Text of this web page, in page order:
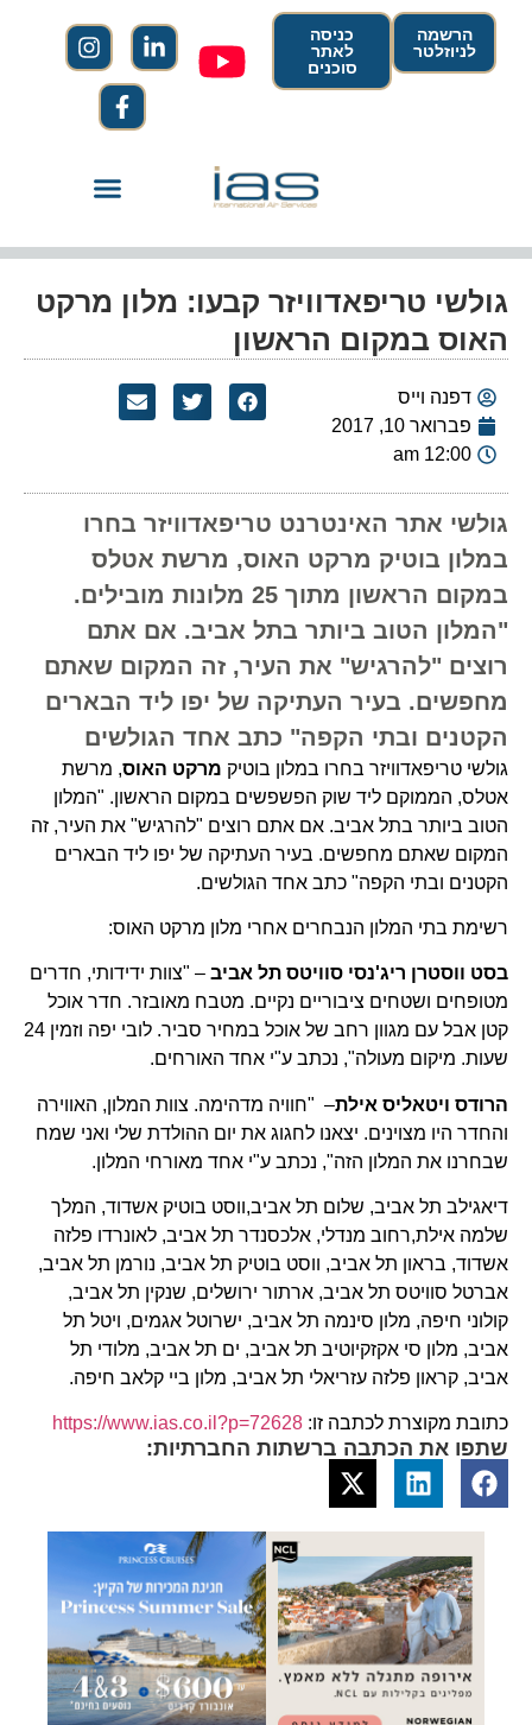
הרשמה
לניוזלטר
כניסה
לאתר
סוכנים
גולשי טריפאדוויזר קבעו: מלון מרקט
האוס במקום הראשון
דפנה וייס
פברואר 10, 2017
12:00 am
גולשי אתר האינטרנט טריפאדוויזר בחרו
במלון בוטיק מרקט האוס, מרשת אטלס
במקום הראשון מתוך 25 מלונות מובילים.
"המלון הטוב ביותר בתל אביב. אם אתם
רוצים "להרגיש" את העיר, זה המקום שאתם
מחפשים. בעיר העתיקה של יפו ליד הבארים
הקטנים ובתי הקפה" כתב אחד הגולשים
גולשי טריפאדוויזר בחרו במלון בוטיק מרקט האוס, מרשת
אטלס, הממוקם ליד שוק הפשפשים במקום הראשון. "המלון
הטוב ביותר בתל אביב. אם אתם רוצים "להרגיש" את העיר, זה
המקום שאתם מחפשים. בעיר העתיקה של יפו ליד הבארים
הקטנים ובתי הקפה" כתב אחד הגולשים.
רשימת בתי המלון הנבחרים אחרי מלון מרקט האוס:
בסט ווסטרן ריג'נסי סוויטס תל אביב – "צוות ידידותי, חדרים
מטופחים ושטחים ציבוריים נקיים. מטבח מאובזר. חדר אוכל
קטן אבל עם מגוון רחב של אוכל במחיר סביר. לובי יפה וזמין 24
שעות. מיקום מעולה", נכתב ע"י אחד האורחים.
הרודס ויטאליס אילת– "חוויה מדהימה. צוות המלון, האווירה
והחדר היו מצוינים. יצאנו לחגוג את יום ההולדת שלי ואני שמח
שבחרנו את המלון הזה", נכתב ע"י אחד מאורחי המלון.
דיאגילב תל אביב, שלום תל אביב,ווסט בוטיק אשדוד, המלך
שלמה אילת,רחוב מנדלי, אלכסנדר תל אביב, לאונרדו פלזה
אשדוד, בראון תל אביב, ווסט בוטיק תל אביב, נורמן תל אביב,
אברטל סוויטס תל אביב, ארתור ירושלים, שנקין תל אביב,
קולוני חיפה, מלון סינמה תל אביב, ישרוטל אגמים, ויטל תל
אביב, מלון סי אקזקיוטיב תל אביב, ים תל אביב, מלודי תל
אביב, קראון פלזה עזריאלי תל אביב, מלון ביי קלאב חיפה.
כתובת מקוצרת לכתבה זו: https://www.ias.co.il?p=72628
שתפו את הכתבה ברשתות החברתיות: